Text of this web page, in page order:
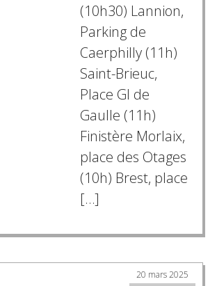
(10h30) Lannion,
Parking de
Caerphilly (11h)
Saint-Brieuc,
Place Gl de
Gaulle (11h)
Finistère Morlaix,
place des Otages
(10h) Brest, place
[…]
20 mars 2025